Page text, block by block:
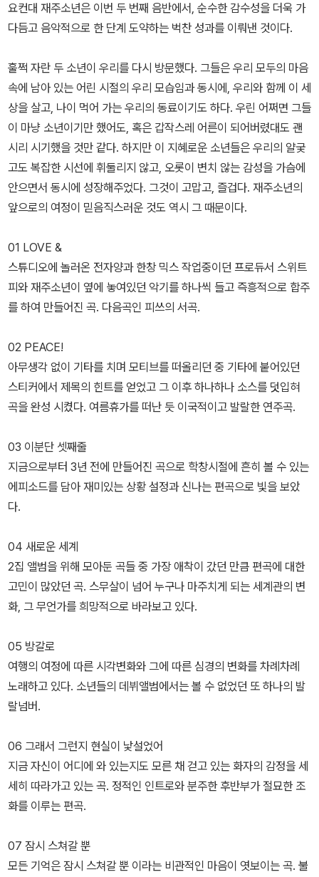
요컨대 재주소년은 이번 두 번째 음반에서, 순수한 감수성을 더욱 가
다듬고 음악적으로 한 단계 도약하는 벅찬 성과를 이뤄낸 것이다.
훌쩍 자란 두 소년이 우리를 다시 방문했다. 그들은 우리 모두의 마음
속에 남아 있는 어린 시절의 우리 모습임과 동시에, 우리와 함께 이 세
상을 살고, 나이 먹어 가는 우리의 동료이기도 하다. 우린 어쩌면 그들
이 마냥 소년이기만 했어도, 혹은 갑작스레 어른이 되어버렸대도 괜
시리 시기했을 것만 같다. 하지만 이 지혜로운 소년들은 우리의 얄궂
고도 복잡한 시선에 휘둘리지 않고, 오롯이 변치 않는 감성을 가슴에
안으면서 동시에 성장해주었다. 그것이 고맙고, 즐겁다. 재주소년의
앞으로의 여정이 믿음직스러운 것도 역시 그 때문이다.
01 LOVE &
스튜디오에 놀러온 전자양과 한창 믹스 작업중이던 프로듀서 스위트
피와 재주소년이 옆에 놓여있던 악기를 하나씩 들고 즉흥적으로 합주
를 하여 만들어진 곡. 다음곡인 피쓰의 서곡.
02 PEACE!
아무생각 없이 기타를 치며 모티브를 떠올리던 중 기타에 붙어있던
스티커에서 제목의 힌트를 얻었고 그 이후 하나하나 소스를 덧입혀
곡을 완성 시켰다. 여름휴가를 떠난 듯 이국적이고 발랄한 연주곡.
03 이분단 셋째줄
지금으로부터 3년 전에 만들어진 곡으로 학창시절에 흔히 볼 수 있는
에피소드를 담아 재미있는 상황 설정과 신나는 편곡으로 빛을 보았
다.
04 새로운 세계
2집 앨범을 위해 모아둔 곡들 중 가장 애착이 갔던 만큼 편곡에 대한
고민이 많았던 곡. 스무살이 넘어 누구나 마주치게 되는 세계관의 변
화, 그 무언가를 희망적으로 바라보고 있다.
05 방갈로
여행의 여정에 따른 시각변화와 그에 따른 심경의 변화를 차례차례
노래하고 있다. 소년들의 데뷔앨범에서는 볼 수 없었던 또 하나의 발
랄넘버.
06 그래서 그런지 현실이 낯설었어
지금 자신이 어디에 와 있는지도 모른 채 걷고 있는 화자의 감정을 세
세히 따라가고 있는 곡. 정적인 인트로와 분주한 후반부가 절묘한 조
화를 이루는 편곡.
07 잠시 스쳐갈 뿐
모든 기억은 잠시 스쳐갈 뿐 이라는 비관적인 마음이 엿보이는 곡. 불